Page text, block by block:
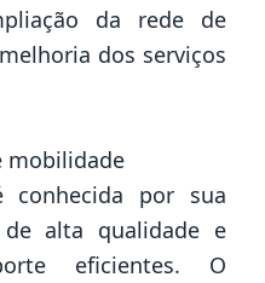
da rede de
dos serviços
mobilidade
conhecida por sua
alta qualidade e
eficientes. O